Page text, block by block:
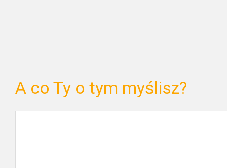
A co Ty o tym myślisz?